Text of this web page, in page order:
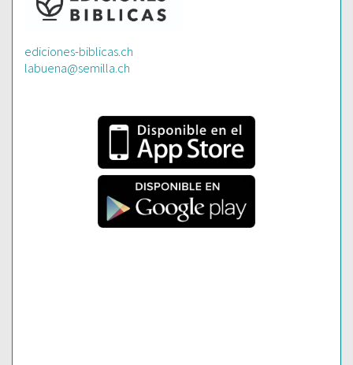
ediciones-biblicas.ch
labuena@semilla.ch